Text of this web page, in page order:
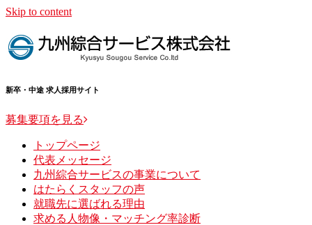
Skip to content
新卒・中途 求人採用サイト
募集要項を見る
トップページ
代表メッセージ
九州綜合サービスの事業について
はたらくスタッフの声
就職先に選ばれる理由
求める人物像・マッチング率診断